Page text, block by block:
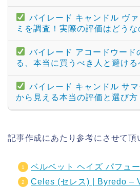
バイレード キャンドル ヴ
ミを調査！実際の評価はどうな
バイレード アコードウード
る、本当に買うべき人と避ける
バイレード キャンドル サマ
から見える本当の評価と選び方
記事作成にあたり参考にさせて頂
ベルベット ヘイズ パフュ
Celes (セレス) | Byredo –